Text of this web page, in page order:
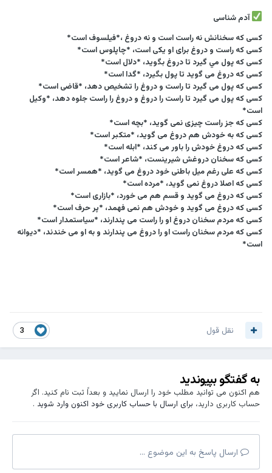
آدم شناسی
کسی که سخنانش نه راست است و نه دروغ ،*فيلسوف است*
کسی که راست و دروغ برای او يکی است، *چاپلوس است*
کسی که پول مي گيرد تا دروغ بگويد، *دلال است*
کسی که دروغ می گويد تا پول بگيرد، *گدا است*
کسی که پول می گيرد تا راست و دروغ را تشخيص دهد، *قاضی است*
کسی که پول می گيرد تا راست را دروغ و دروغ را راست جلوه دهد، *وکيل
است*
کسی که جز راست چيزی نمی گويد، *بچه است*
کسی که به خودش هم دروغ می گويد، *متکبر است*
کسی که دروغ خودش را باور می کند، *ابله است*
کسی که سخنان دروغش شيرينست، *شاعر است*
کسی که علی رغم ميل باطنی خود دروغ می گويد، *همسر است*
کسی که اصلا دروغ نمی گويد، *مرده است*
کسی که دروغ می گويد و قسم هم می خورد، *بازاری است*
کسی که دروغ می گويد و خودش هم نمی فهمد، *پر حرف است*
کسی که مردم سخنان دروغ او را راست می پندارند، *سياستمدار است*
کسی که مردم سخنان راست او را دروغ می پندارند و به او می خندند، *ديوانه
است*
3 نقل قول
به گفتگو بپیوندید
هم اکنون می توانید مطلب خود را ارسال نمایید و بعداً ثبت نام کنید. اگر
حساب کاربری دارید، برای ارسال با حساب کاربری خود اکنون وارد شوید.
ارسال پاسخ به این موضوع ...